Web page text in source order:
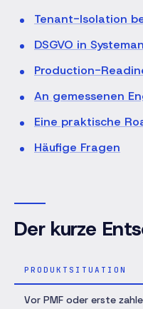
Tenant-Isolation
DSGVO in
Production-
An gemessenen
Eine praktische
Häufige Fragen
Der kurze
PRODUKTSITUATION
Vor PMF oder erste